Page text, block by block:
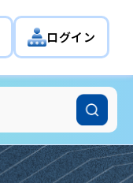
ログイン